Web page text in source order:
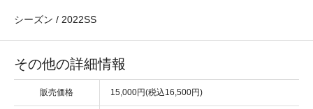
シーズン / 2022SS
その他の詳細情報
販売価格 15,000円(税込16,500円)